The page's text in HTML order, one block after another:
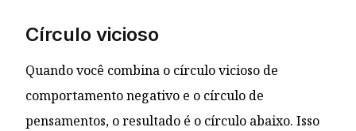
Círculo vicioso
Quando você combina o círculo vicioso de
comportamento negativo e o círculo de
pensamentos, o resultado é o círculo abaixo. Isso